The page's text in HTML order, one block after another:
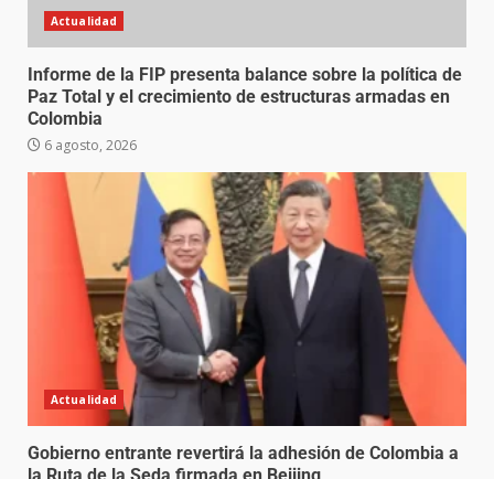
Actualidad
Informe de la FIP presenta balance sobre la política de
Paz Total y el crecimiento de estructuras armadas en
Colombia
6 agosto, 2026
Actualidad
Gobierno entrante revertirá la adhesión de Colombia a